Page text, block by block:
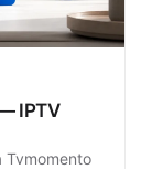
IPTV
Tvmomento